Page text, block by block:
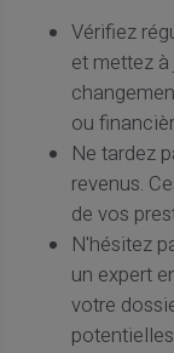
Vérifiez
et mettez
ou
Ne tardez
revenus.
de vos
N'hésitez
un expert
votre